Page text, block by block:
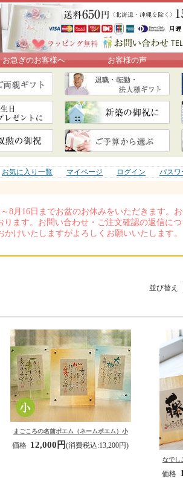
お急ぎのお客様へ お客様の声
お気に入り一覧 マイページ ログイン パスワ
8月16日までお盆のお休みをいただきます。
ます。お問い合わせ・ご注文確認の返信に
けいたしますがよろしくお願いいたします。
並び替え
まごころの名前ポエム（ネームポエム）小
価格 12,000円(消費税込:13,200円)
なでし
価格